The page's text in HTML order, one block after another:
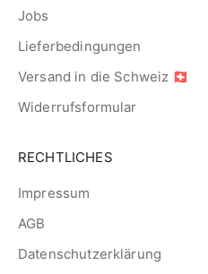
Jobs
Lieferbedingungen
Versand in die Schweiz 🇨🇭
Widerrufsformular
RECHTLICHES
Impressum
AGB
Datenschutzerklärung